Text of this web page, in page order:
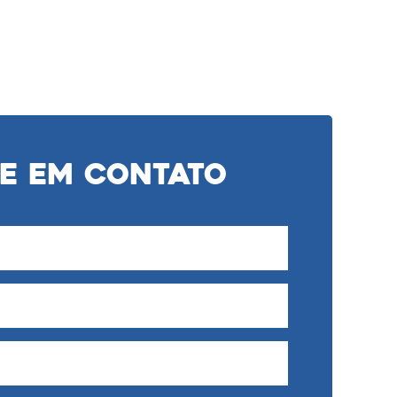
em Contato